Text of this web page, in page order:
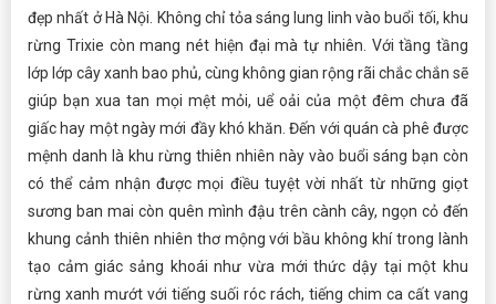
đẹp nhất ở Hà Nội. Không chỉ tỏa sáng lung linh vào buổi tối, khu
rừng Trixie còn mang nét hiện đại mà tự nhiên. Với tầng tầng
lớp lớp cây xanh bao phủ, cùng không gian rộng rãi chắc chắn sẽ
giúp bạn xua tan mọi mệt mỏi, uể oải của một đêm chưa đã
giấc hay một ngày mới đầy khó khăn. Đến với quán cà phê được
mệnh danh là khu rừng thiên nhiên này vào buổi sáng bạn còn
có thể cảm nhận được mọi điều tuyệt vời nhất từ những giọt
sương ban mai còn quên mình đậu trên cành cây, ngọn cỏ đến
khung cảnh thiên nhiên thơ mộng với bầu không khí trong lành
tạo cảm giác sảng khoái như vừa mới thức dậy tại một khu
rừng xanh mướt với tiếng suối róc rách, tiếng chim ca cất vang